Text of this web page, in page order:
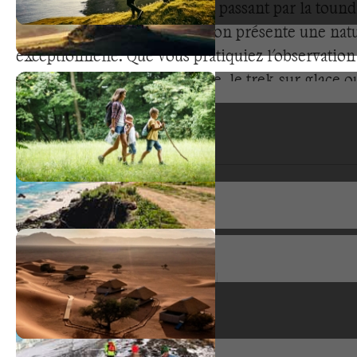
Des glaciers aux icebergs, en passant par la
formations glaciaires, la région présente une
exceptionnelle. Que vous pratiquiez
arctique, la navigation polaire, le trek sur glace
découverte scientifique, cette destination vous
aventures extraordinaires. L'isolement
conditions extrêmes et la préservation absolue
expériences outdoor transformatrices dans des
environnements uniques.
Types de voyage
Voyage en groupe 7